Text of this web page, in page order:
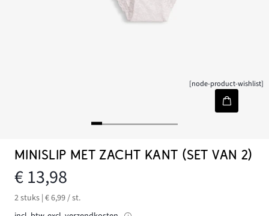
[node-product-wishlist]
MINISLIP MET ZACHT KANT (SET VAN 2)
€ 13,98
2 stuks | € 6,99 / st.